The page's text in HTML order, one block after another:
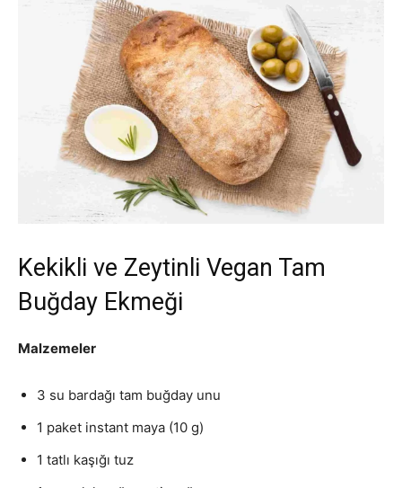
Kekikli ve Zeytinli Vegan Tam
Buğday Ekmeği
Malzemeler
3 su bardağı tam buğday unu
1 paket instant maya (10 g)
1 tatlı kaşığı tuz